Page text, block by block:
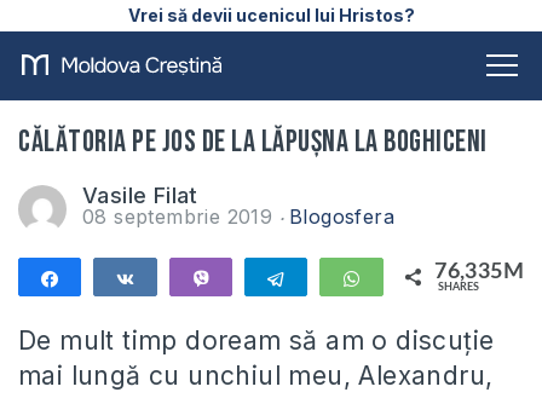
Vrei să devii ucenicul lui Hristos?
Călătoria pe jos de la Lăpușna la Boghiceni
Vasile Filat
08 septembrie 2019 Blogosfera
Share Share Telegram WhatsApp76,335M
SHARES
De mult timp doream să am o discuție
mai lungă cu unchiul meu, Alexandru,